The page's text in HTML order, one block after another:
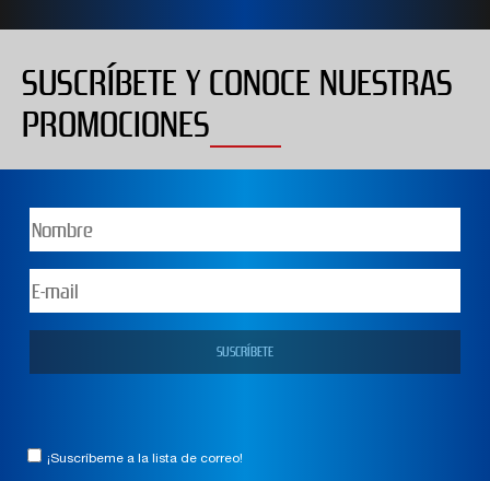
SUSCRÍBETE Y CONOCE NUESTRAS
PROMOCIONES
¡Suscríbeme a la lista de correo!